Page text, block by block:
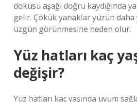
dokusu aşağı doğru kaydığında
gelir. Çökük yanaklar yüzün daha
üzgün görünmesine neden olur.
Yüz hatları kaç
değişir?
Yüz hatları kaç yaşında uyum